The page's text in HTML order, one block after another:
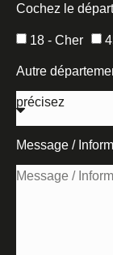
Cochez le
18 - Cher
Autre
Message /